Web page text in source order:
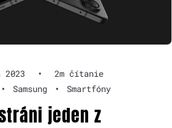
•
2m čítanie
• Samsung • Smartfóny
jeden z